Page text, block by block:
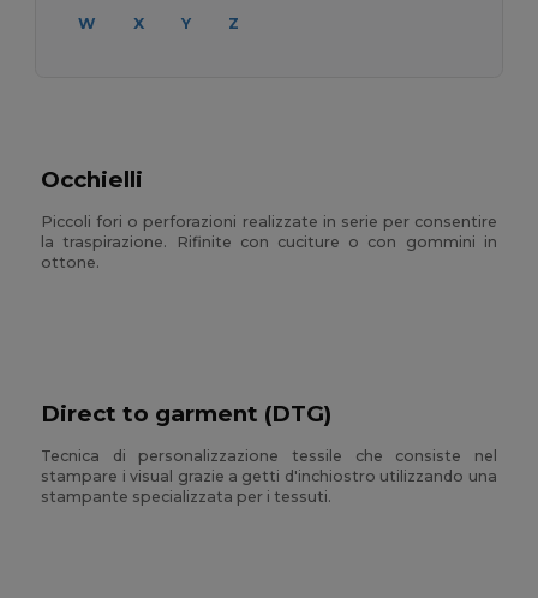
W X Y Z
Occhielli
Piccoli fori o perforazioni realizzate in serie per consentire
la traspirazione. Rifinite con cuciture o con gommini in
ottone.
Direct to garment (DTG)
Tecnica di personalizzazione tessile che consiste nel
stampare i visual grazie a getti d'inchiostro utilizzando una
stampante specializzata per i tessuti.